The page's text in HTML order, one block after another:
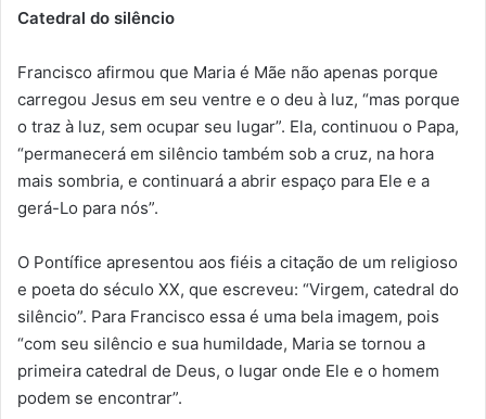
Catedral do silêncio
Francisco afirmou que Maria é Mãe não apenas porque
carregou Jesus em seu ventre e o deu à luz, “mas porque
o traz à luz, sem ocupar seu lugar”. Ela, continuou o Papa,
“permanecerá em silêncio também sob a cruz, na hora
mais sombria, e continuará a abrir espaço para Ele e a
gerá-Lo para nós”.
O Pontífice apresentou aos fiéis a citação de um religioso
e poeta do século XX, que escreveu: “Virgem, catedral do
silêncio”. Para Francisco essa é uma bela imagem, pois
“com seu silêncio e sua humildade, Maria se tornou a
primeira catedral de Deus, o lugar onde Ele e o homem
podem se encontrar”.